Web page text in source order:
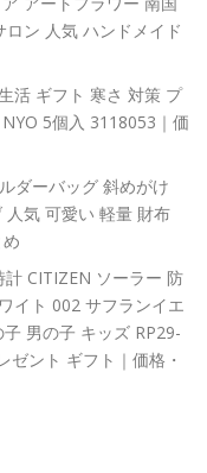
ン 人気 ハンドメイド
活 ギフト 寒さ 対策 プ
5個入 3118053｜価
ダーバッグ 斜めがけ
気 可愛い 軽量 財布
計 CITIZEN ソーラー 防
イト 002 サフランイエ
男の子 キッズ RP29-
ント ギフト｜価格・